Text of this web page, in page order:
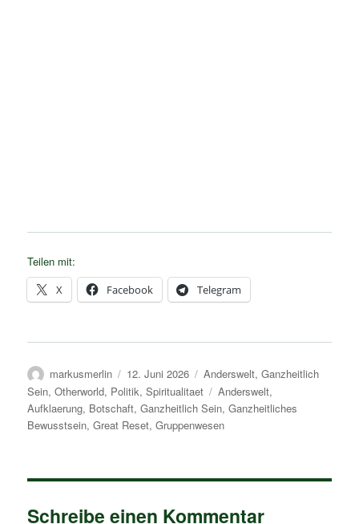
Teilen mit:
X Facebook Telegram
Autor
markusmerlin
Veröffentlicht
am
12. Juni 2026 Kategorien
Anderswelt,Ganzheitlich
Sein,Otherworld, Politik,Spiritualitaet Schlagwörter
Anderswelt,
Aufklaerung, Botschaft,Ganzheitlich Sein,Ganzheitliches
Bewusstsein,Great Reset,Gruppenwesen
Schreibe einen Kommentar